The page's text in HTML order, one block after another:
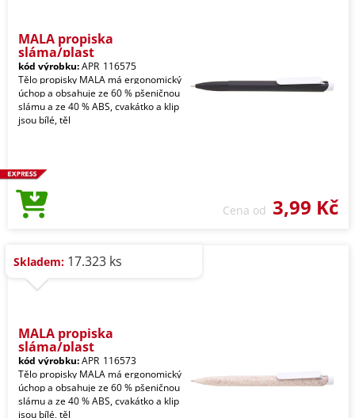
MALA propiska
sláma/plast
kód výrobku:APR_116575
Tělo propisky MALA má ergonomický
úchop a obsahuje ze 60 % pšeničnou
slámu a ze 40 % ABS, cvakátko a klip
jsou bílé, těl
Cena od 3,99 Kč
Skladem: 17.323 ks
MALA propiska
sláma/plast
kód výrobku:APR_116573
Tělo propisky MALA má ergonomický
úchop a obsahuje ze 60 % pšeničnou
slámu a ze 40 % ABS, cvakátko a klip
jsou bílé, těl